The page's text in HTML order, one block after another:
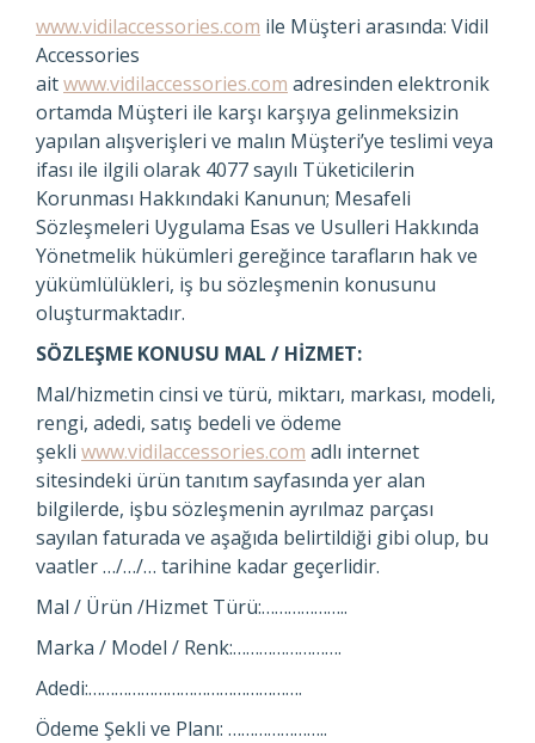
www.vidilaccessories.com ile Müşteri arasında: Vidil
Accessories
aitwww.vidilaccessories.com adresinden elektronik
ortamda Müşteri ile karşı karşıya gelinmeksizin
yapılan alışverişleri ve malın Müşteri’ye teslimi veya
ifası ile ilgili olarak 4077 sayılı Tüketicilerin
Korunması Hakkındaki Kanunun; Mesafeli
Sözleşmeleri Uygulama Esas ve Usulleri Hakkında
Yönetmelik hükümleri gereğince tarafların hak ve
yükümlülükleri, iş bu sözleşmenin konusunu
oluşturmaktadır.
SÖZLEŞME KONUSU MAL / HİZMET:
Mal/hizmetin cinsi ve türü, miktarı, markası, modeli,
rengi, adedi, satış bedeli ve ödeme
şekli www.vidilaccessories.com adlı internet
sitesindeki ürün tanıtım sayfasında yer alan
bilgilerde, işbu sözleşmenin ayrılmaz parçası
sayılan faturada ve aşağıda belirtildiği gibi olup, bu
vaatler …/…/… tarihine kadar geçerlidir.
Mal / Ürün /Hizmet Türü:………………..
Marka / Model / Renk:…………………….
Adedi:………………………………………….
Ödeme Şekli ve Planı: …………………..